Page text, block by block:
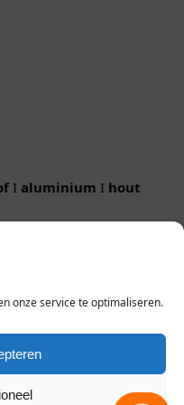
onze service te optimaliseren.
I aluminium I hout
eenuniekkarakter